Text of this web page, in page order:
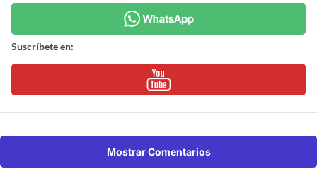
Suscríbete en:
Mostrar Comentarios